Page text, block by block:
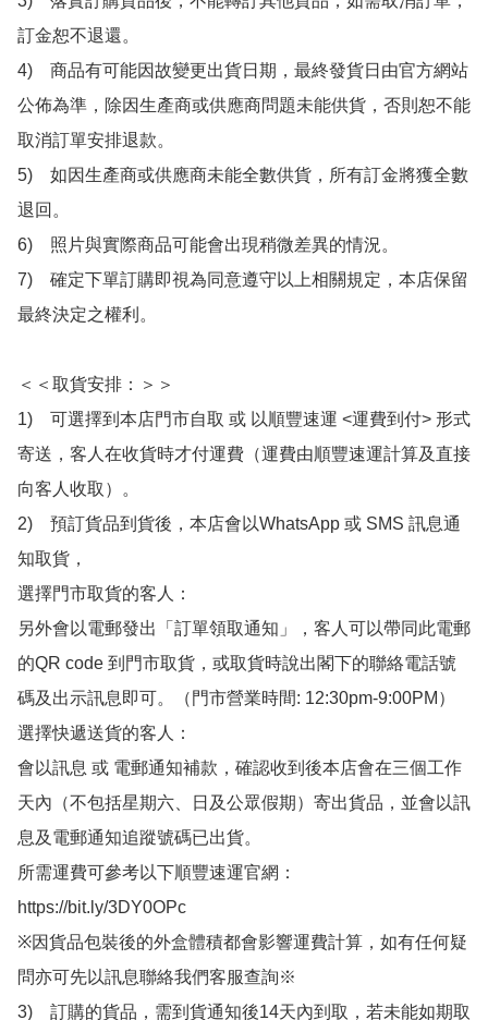
訂金恕不退還。
4)　商品有可能因故變更出貨日期，最終發貨日由官方網站
公佈為準，除因生產商或供應商問題未能供貨，否則恕不能
取消訂單安排退款。
5)　如因生產商或供應商未能全數供貨，所有訂金將獲全數
退回。
6)　照片與實際商品可能會出現稍微差異的情況。
7)　確定下單訂購即視為同意遵守以上相關規定，本店保留
最終決定之權利。
＜＜取貨安排：＞＞
1)　可選擇到本店門市自取 或 以順豐速運 <運費到付> 形式
寄送，客人在收貨時才付運費（運費由順豐速運計算及直接
向客人收取）。
2)　預訂貨品到貨後，本店會以WhatsApp 或 SMS 訊息通
知取貨，
選擇門市取貨的客人：
另外會以電郵發出「訂單領取通知」，客人可以帶同此電郵
的QR code 到門市取貨，或取貨時說出閣下的聯絡電話號
碼及出示訊息即可。（門市營業時間: 12:30pm-9:00PM）
選擇快遞送貨的客人：
會以訊息 或 電郵通知補款，確認收到後本店會在三個工作
天內（不包括星期六、日及公眾假期）寄出貨品，並會以訊
息及電郵通知追蹤號碼已出貨。
所需運費可參考以下順豐速運官網：
https://bit.ly/3DY0OPc
※因貨品包裝後的外盒體積都會影響運費計算，如有任何疑
問亦可先以訊息聯絡我們客服查詢※
3)　訂購的貨品，需到貨通知後14天內到取，若未能如期取